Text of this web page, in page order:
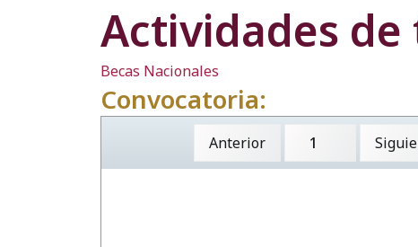
Actividades
Becas Nacionales
Convocatoria:
Anterior